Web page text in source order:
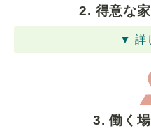
2. 得意な
▼ 詳
3. 働く